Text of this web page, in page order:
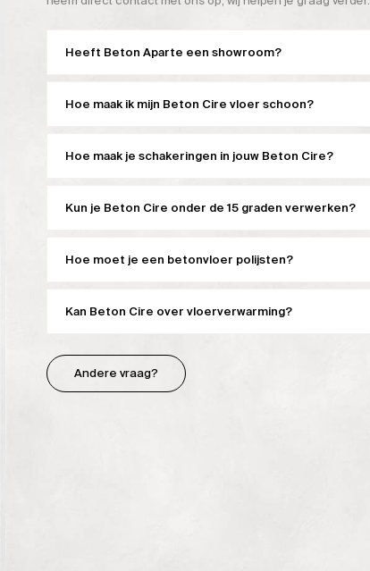
Heeft Beton Aparte een showroom?
Hoe maak ik mijn Beton Cire vloer schoon?
Hoe maak je schakeringen in jouw Beton Cire?
Kun je Beton Cire onder de 15 graden verwerken?
Hoe moet je een betonvloer polijsten?
Kan Beton Cire over vloerverwarming?
Andere vraag?